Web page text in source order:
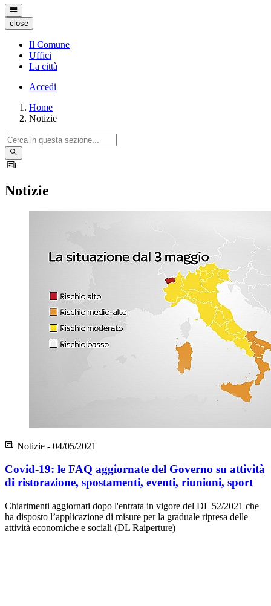
close
Il Comune
Uffici
La città
Accedi
Home
Notizie
Notizie
Notizie - 04/05/2021
Covid-19: le FAQ aggiornate del Governo su attività
di ristorazione, spostamenti, eventi, riunioni, sport
Chiarimenti aggiornati dopo l'entrata in vigore del DL 52/2021 che
ha disposto l’applicazione di misure per la graduale ripresa delle
attività economiche e sociali (DL Raiperture)